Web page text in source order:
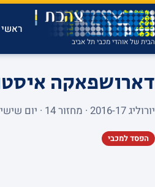
הבית של אוהדי מכבי תל אביב
ראשי
דארושפאקה
יורוליג 2016-17 · מחזור 14 · יום שישי, 23 בדצמבר 2016 · VOLKSWAGEN ARENA · 4,064 צופים
הפסד למכבי